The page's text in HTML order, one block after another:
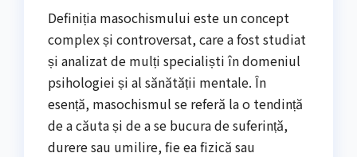
Definiția masochismului este un concept
complex și controversat, care a fost studiat
și analizat de mulți specialiști în domeniul
psihologiei și al sănătății mentale. În
esență, masochismul se referă la o tendință
de a căuta și de a se bucura de suferință,
durere sau umilire, fie ea fizică sau